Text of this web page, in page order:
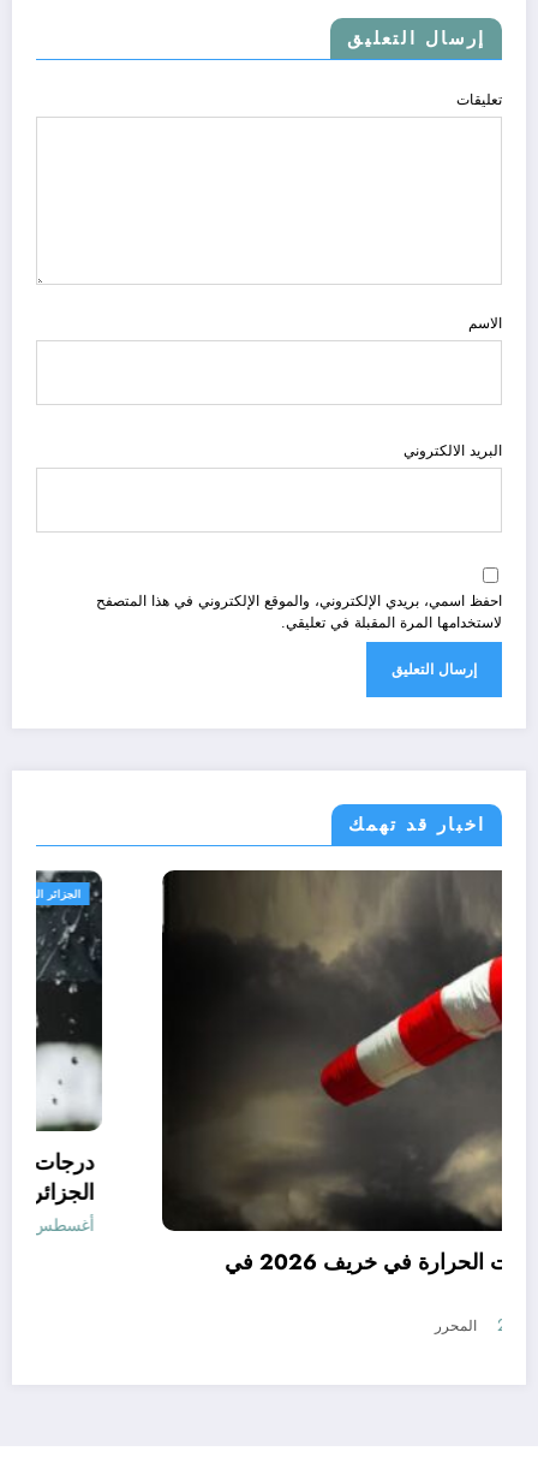
إرسال التعليق
تعليقات
الاسم
البريد الالكتروني
احفظ اسمي، بريدي الإلكتروني، والموقع الإلكتروني في هذا المتصفح
لاستخدامها المرة المقبلة في تعليقي.
اخبار قد تهمك
أغسطس 7, 2026